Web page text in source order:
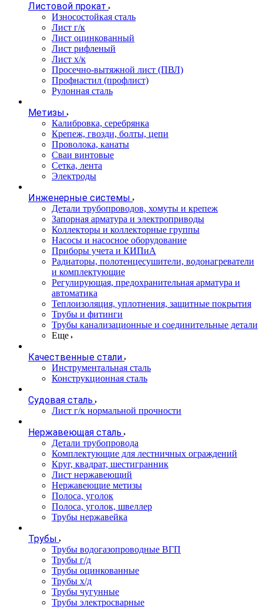
Листовой прокат
Износостойкая сталь
Лист г/к
Лист оцинкованный
Лист рифленый
Лист х/к
Просечно-вытяжной лист (ПВЛ)
Профнастил (профлист)
Рулонная сталь
Метизы
Калибровка, серебрянка
Крепеж, гвозди, болты, цепи
Проволока, канаты
Сваи винтовые
Сетка, лента
Электроды
Инженерные системы
Детали трубопроводов, хомуты и крепеж
Запорная арматура и электроприводы
Коллекторы и коллекторные группы
Насосы и насосное оборудование
Приборы учета и КИПиА
Радиаторы, полотенцесушители, водонагреватели
и комплектующие
Регулирующая, предохранительная арматура и
автоматика
Теплоизоляция, уплотнения, защитные покрытия
Трубы и фитинги
Трубы канализационные и соединительные детали
Еще
Качественные стали
Инструментальная сталь
Конструкционная сталь
Судовая сталь
Лист г/к нормальной прочности
Нержавеющая сталь
Детали трубопровода
Комплектующие для лестничных ограждений
Круг, квадрат, шестигранник
Лист нержавеющий
Нержавеющие метизы
Полоса, уголок
Полоса, уголок, швеллер
Трубы нержавейка
Трубы
Трубы водогазопроводные ВГП
Трубы г/д
Трубы оцинкованные
Трубы х/д
Трубы чугунные
Трубы электросварные